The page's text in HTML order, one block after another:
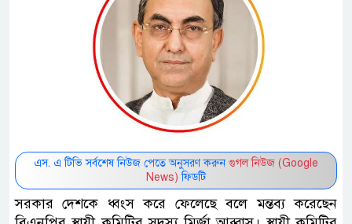
এস. এ টিভি সর্বশেষ নিউজ পেতে অনুসরণ করুন গুগল নিউজ (Google
News) ফিডটি
সরকার দেশকে ধ্বংস করে ফেলেছে বলে মন্তব্য করেছেন